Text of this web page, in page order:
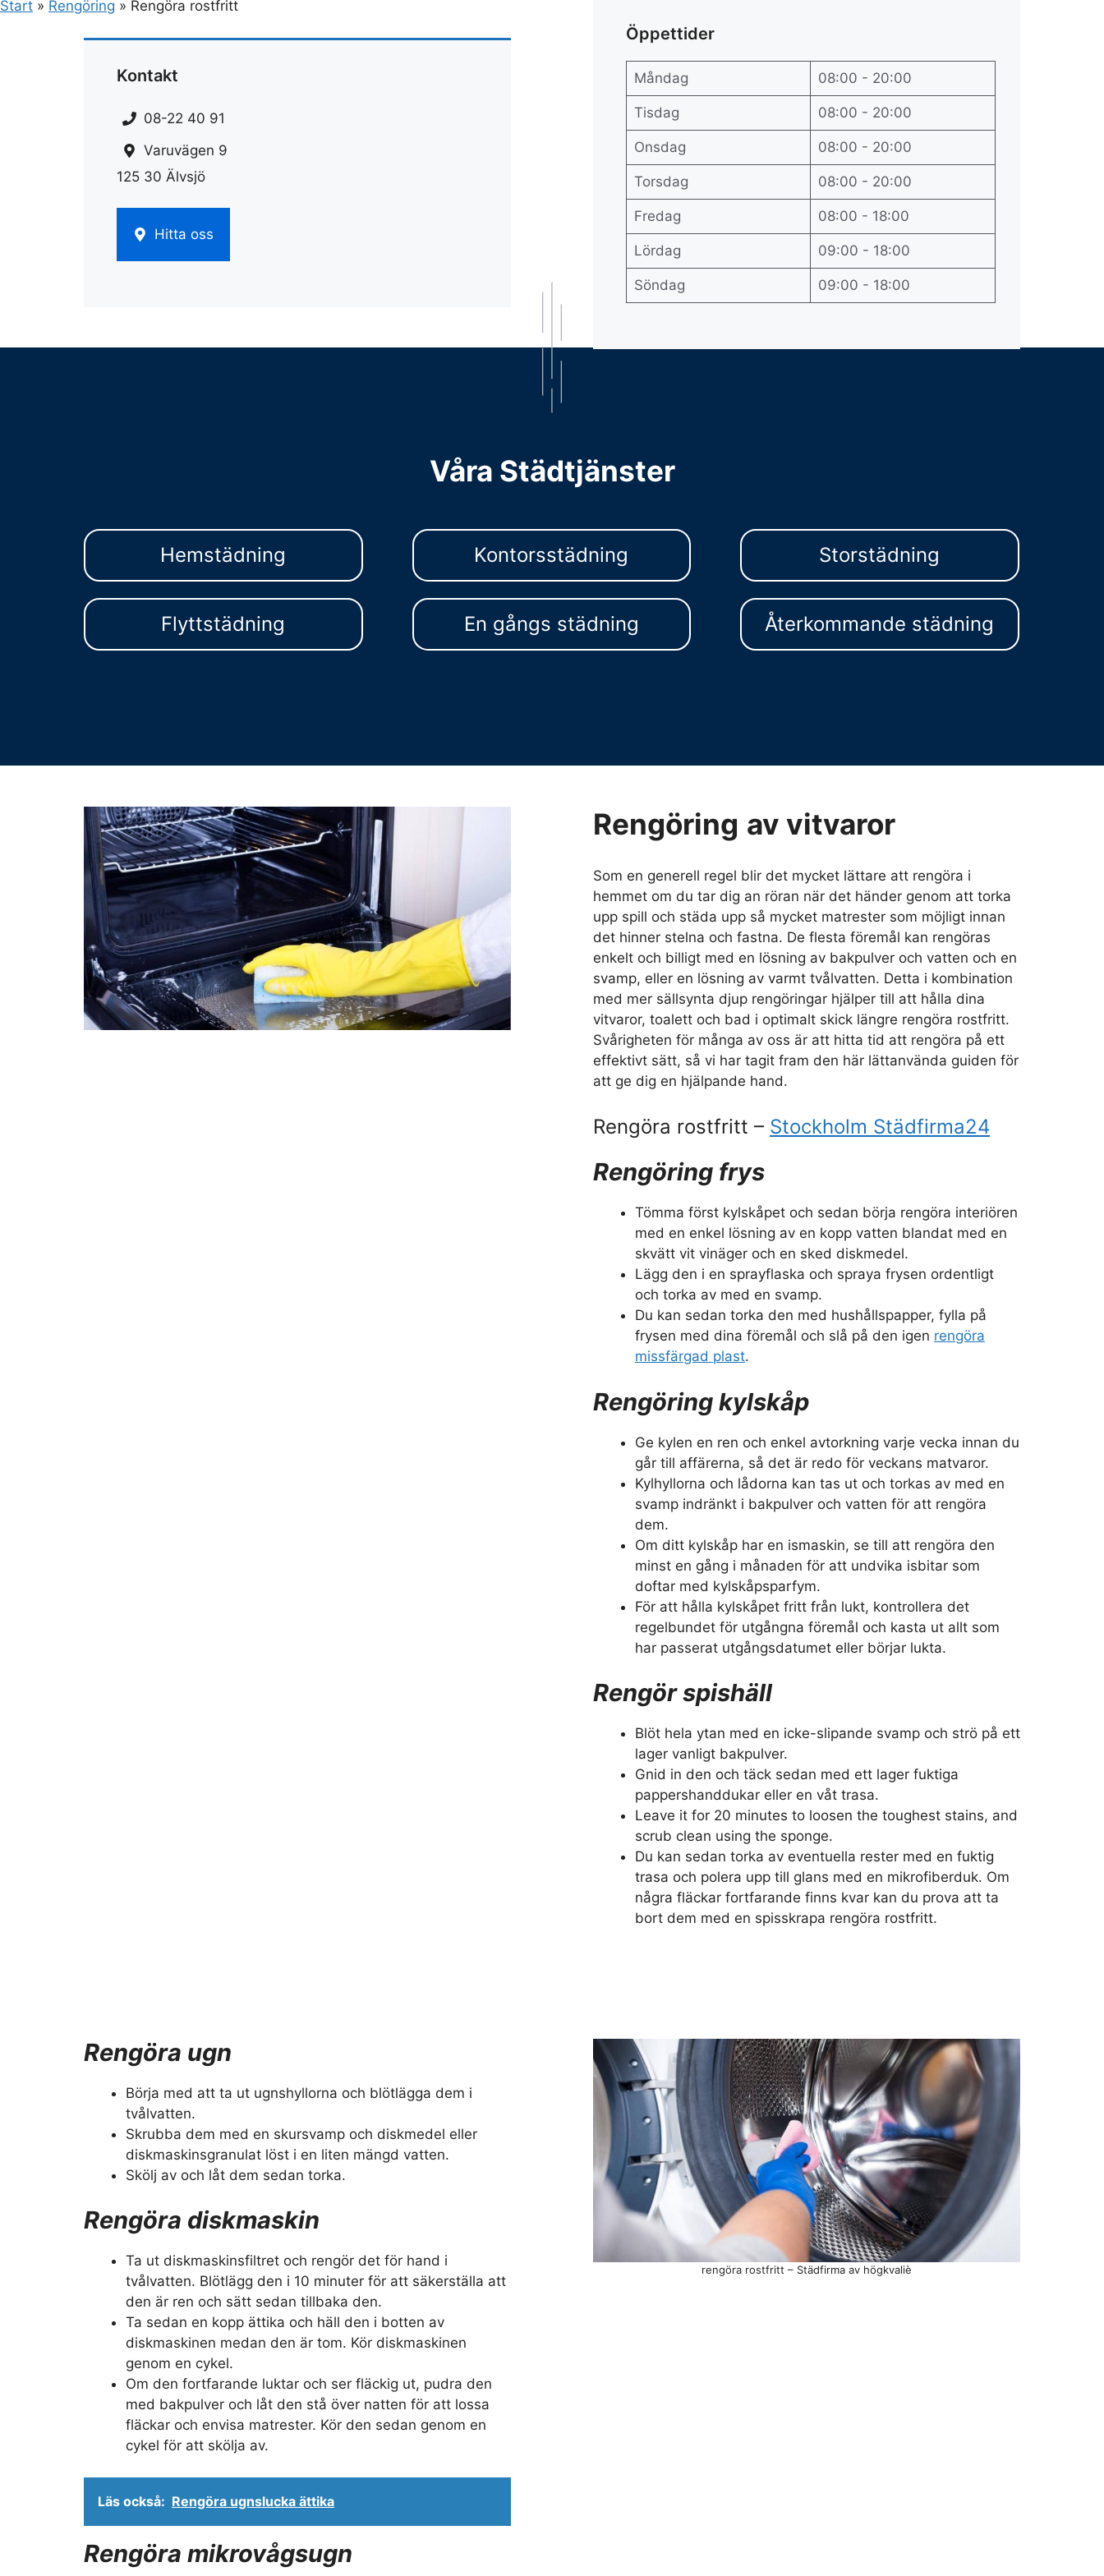
Start » Rengöring » Rengöra rostfritt
Kontakt
08-22 40 91
Varuvägen 9
125 30 Älvsjö
Hitta oss
Öppettider
Måndag 08:00 - 20:00
Tisdag 08:00 - 20:00
Onsdag 08:00 - 20:00
Torsdag 08:00 - 20:00
Fredag 08:00 - 18:00
Lördag 09:00 - 18:00
Söndag 09:00 - 18:00
Våra Städtjänster
Hemstädning Kontorsstädning Storstädning
Flyttstädning En gångs städning Återkommande städning
Rengöring av vitvaror
Som en generell regel blir det mycket lättare att rengöra i
hemmet om du tar dig an röran när det händer genom att torka
upp spill och städa upp så mycket matrester som möjligt innan
det hinner stelna och fastna. De flesta föremål kan rengöras
enkelt och billigt med en lösning av bakpulver och vatten och en
svamp, eller en lösning av varmt tvålvatten. Detta i kombination
med mer sällsynta djup rengöringar hjälper till att hålla dina
vitvaror, toalett och bad i optimalt skick längre rengöra rostfritt.
Svårigheten för många av oss är att hitta tid att rengöra på ett
effektivt sätt, så vi har tagit fram den här lättanvända guiden för
att ge dig en hjälpande hand.
Rengöra rostfritt – Stockholm Städfirma24
Rengöring frys
Tömma först kylskåpet och sedan börja rengöra interiören
med en enkel lösning av en kopp vatten blandat med en
skvätt vit vinäger och en sked diskmedel.
Lägg den i en sprayflaska och spraya frysen ordentligt
och torka av med en svamp.
Du kan sedan torka den med hushållspapper, fylla på
frysen med dina föremål och slå på den igen rengöra
missfärgad plast.
Rengöring kylskåp
Ge kylen en ren och enkel avtorkning varje vecka innan du
går till affärerna, så det är redo för veckans matvaror.
Kylhyllorna och lådorna kan tas ut och torkas av med en
svamp indränkt i bakpulver och vatten för att rengöra
dem.
Om ditt kylskåp har en ismaskin, se till att rengöra den
minst en gång i månaden för att undvika isbitar som
doftar med kylskåpsparfym.
För att hålla kylskåpet fritt från lukt, kontrollera det
regelbundet för utgångna föremål och kasta ut allt som
har passerat utgångsdatumet eller börjar lukta.
Rengör spishäll
Blöt hela ytan med en icke-slipande svamp och strö på ett
lager vanligt bakpulver.
Gnid in den och täck sedan med ett lager fuktiga
pappershanddukar eller en våt trasa.
Leave it for 20 minutes to loosen the toughest stains, and
scrub clean using the sponge.
Du kan sedan torka av eventuella rester med en fuktig
trasa och polera upp till glans med en mikrofiberduk. Om
några fläckar fortfarande finns kvar kan du prova att ta
bort dem med en spisskrapa rengöra rostfritt.
Rengöra ugn
Börja med att ta ut ugnshyllorna och blötlägga dem i
tvålvatten.
Skrubba dem med en skursvamp och diskmedel eller
diskmaskinsgranulat löst i en liten mängd vatten.
Skölj av och låt dem sedan torka.
Rengöra diskmaskin
Ta ut diskmaskinsfiltret och rengör det för hand i
tvålvatten. Blötlägg den i 10 minuter för att säkerställa att
den är ren och sätt sedan tillbaka den.
Ta sedan en kopp ättika och häll den i botten av
diskmaskinen medan den är tom. Kör diskmaskinen
genom en cykel.
Om den fortfarande luktar och ser fläckig ut, pudra den
med bakpulver och låt den stå över natten för att lossa
fläckar och envisa matrester. Kör den sedan genom en
cykel för att skölja av.
Läs också: Rengöra ugnslucka ättika
Rengöra mikrovågsugn
rengöra rostfritt – Städfirma av högkvaliè